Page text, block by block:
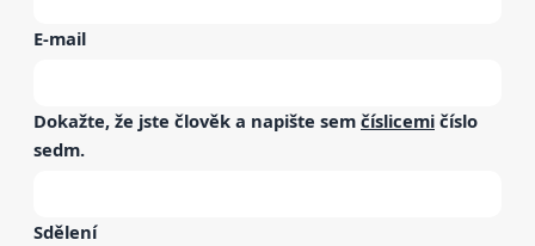
E-mail
Dokažte, že jste člověk a napište sem číslicemi číslo
sedm.
Sdělení